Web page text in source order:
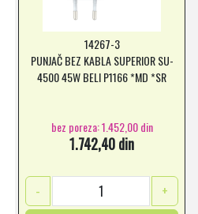
14267-3
PUNJAČ BEZ KABLA SUPERIOR SU-
4500 45W BELI P1166 *MD *SR
bez poreza: 1.452,00 din
1.742,40 din
-
+